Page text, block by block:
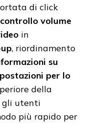
di click
controllo volume
in
, riordinamento
su
per lo
della
gli utenti
più rapido per